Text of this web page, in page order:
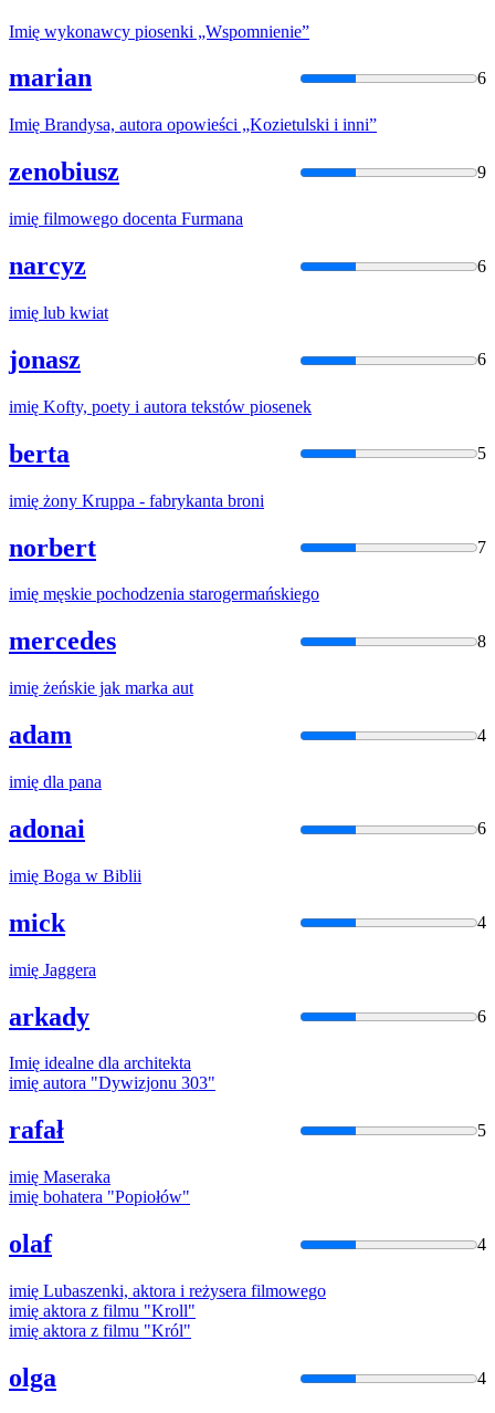
Imię wykonawcy piosenki „Wspomnienie”
marian 6
Imię Brandysa, autora opowieści „Kozietulski i inni”
zenobiusz 9
imię filmowego docenta Furmana
narcyz 6
imię lub kwiat
jonasz 6
imię Kofty, poety i autora tekstów piosenek
berta 5
imię żony Kruppa - fabrykanta broni
norbert 7
imię męskie pochodzenia starogermańskiego
mercedes 8
imię żeńskie jak marka aut
adam 4
imię dla pana
adonai 6
imię Boga w Biblii
mick 4
imię Jaggera
arkady 6
Imię idealne dla architekta
imię autora "Dywizjonu 303"
rafał 5
imię Maseraka
imię bohatera "Popiołów"
olaf 4
imię Lubaszenki, aktora i reżysera filmowego
imię aktora z filmu "Kroll"
imię aktora z filmu "Król"
olga 4